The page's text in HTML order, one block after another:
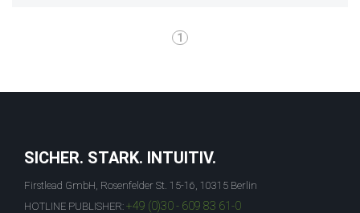
1
SICHER. STARK. INTUITIV.
Firstlead GmbH, Rosenfelder St. 15-16, 10315 Berlin
HOTLINE PUBLISHER: +49 (0)30 - 609 83 61-0